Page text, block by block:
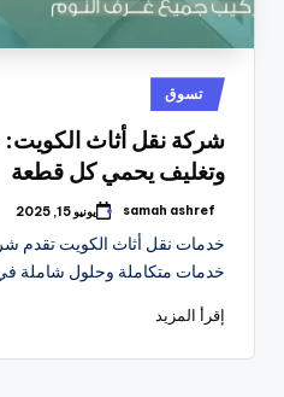
نُشر
في
تسوق
شركة نقل أثاث الكويت:
وتغليف يحمي كل قطعة
تمّ
بواسطة
samah ashref يونيو 15, 2025
خدمات نقل أثاث الكويت تقدم
خدمات متكاملة وحلول شاملة
إقرأ المزيد